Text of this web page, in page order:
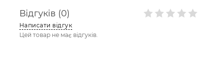
Відгуків (0)
Написати відгук
Цей товар не має відгуків.